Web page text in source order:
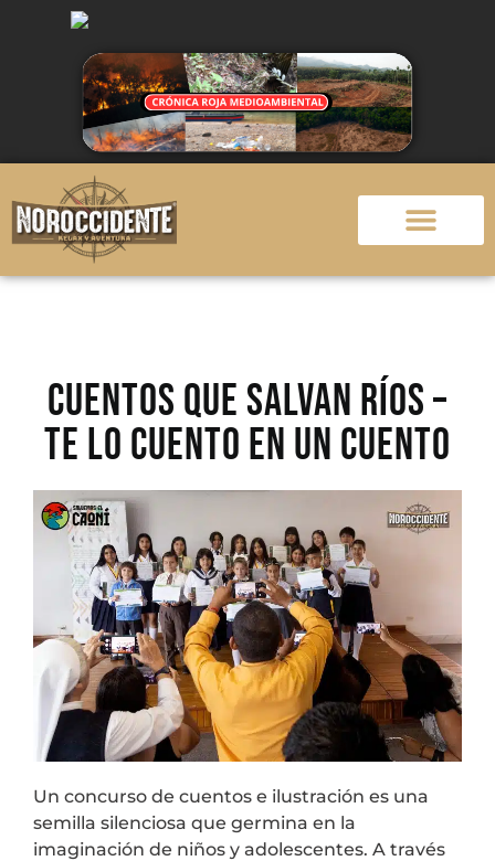
CUENTOS QUE SALVAN RÍOS –
TE LO CUENTO EN UN CUENTO
Un concurso de cuentos e ilustración es una
semilla silenciosa que germina en la
imaginación de niños y adolescentes. A través